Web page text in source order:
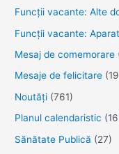
Funcţii vacante: Alte
Funcții vacante:
Mesaj de comemorare
Mesaje de felicitare
Noutăţi (761)
Planul calendaristic
Sănătate Publică (27)